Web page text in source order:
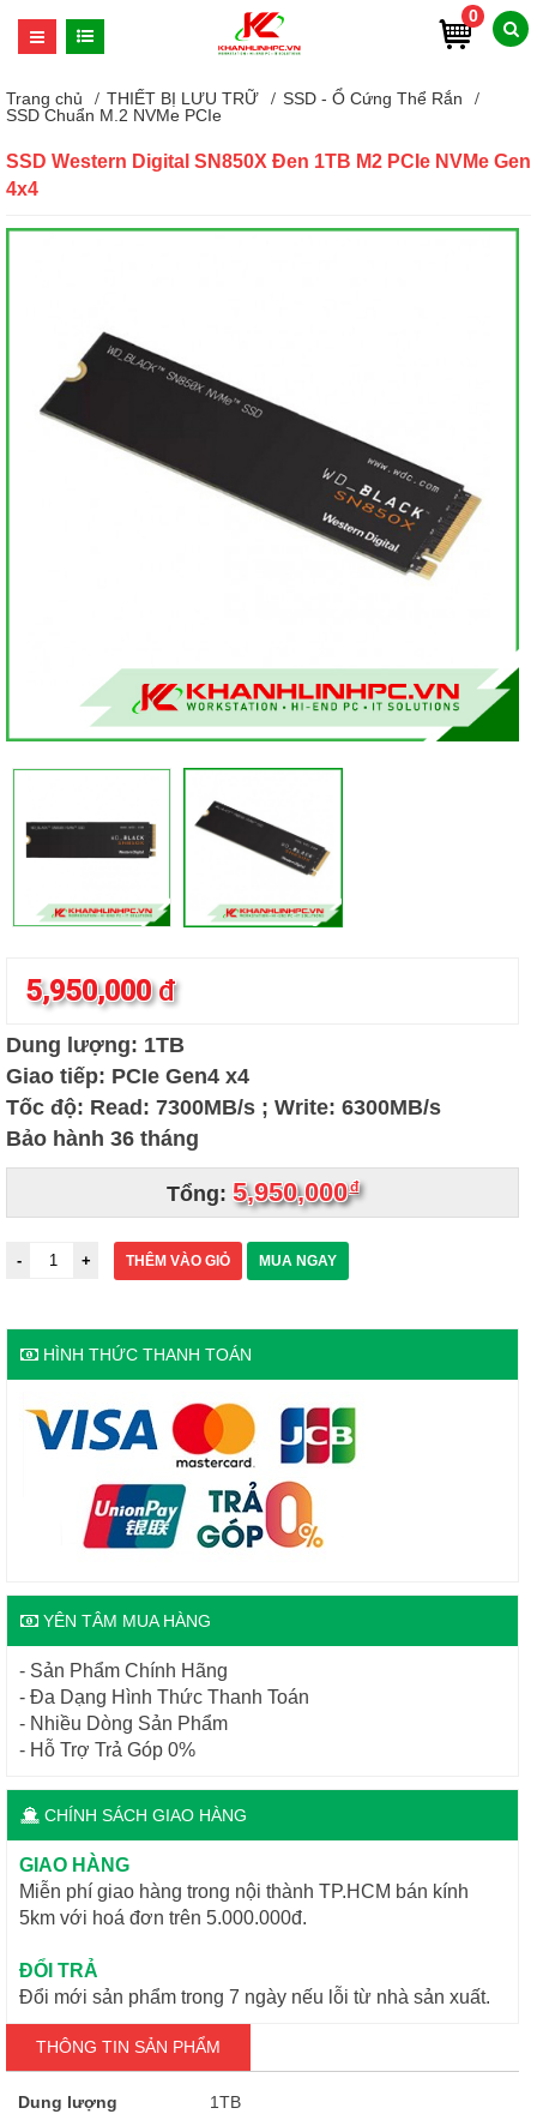
0
Trang chủ THIẾT BỊ LƯU TRỮ
SSD - Ổ Cứng Thể Rắn
SSD Chuẩn M.2 NVMe PCIe
SSD Western Digital SN850X Đen 1TB M2 PCIe NVMe Gen
4x4
5,950,000đ
Dung lượng: 1TB
Giao tiếp: PCIe Gen4 x4
Tốc độ: Read: 7300MB/s ; Write: 6300MB/s
Bảo hành 36 tháng
Tổng: 5,950,000đ
THÊM VÀO GIỎ MUA NGAY
HÌNH THỨC THANH TOÁN
YÊN TÂM MUA HÀNG
- Sản Phẩm Chính Hãng
- Đa Dạng Hình Thức Thanh Toán
- Nhiều Dòng Sản Phẩm
- Hỗ Trợ Trả Góp 0%
CHÍNH SÁCH GIAO HÀNG
GIAO HÀNG
Miễn phí giao hàng trong nội thành TP.HCM bán kính
5km với hoá đơn trên 5.000.000đ.
ĐỔI TRẢ
Đổi mới sản phẩm trong 7 ngày nếu lỗi từ nhà sản xuất.
THÔNG TIN SẢN PHẨM
Dung lượng
1TB